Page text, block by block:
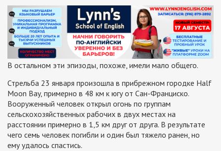
В остальном эти эпизоды, похоже, имели мало общего.
Стрельба 23 января произошла в прибрежном городке Half
Moon Bay, примерно в 48 км к югу от Сан-Франциско.
Вооруженный человек открыл огонь по группам
сельскохозяйственных рабочих в двух местах на
расстоянии примерно в 1,5 км друг от друга. В результате
чего семь человек погибли и один был тяжело ранен, но
ему удалось спастись.